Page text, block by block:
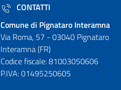
CONTATTI
Comune di Pignataro Interamna
Via Roma, 57 - 03040 Pignataro
Interamna (FR)
Codice fiscale: 81003050606
P.IVA: 01495250605